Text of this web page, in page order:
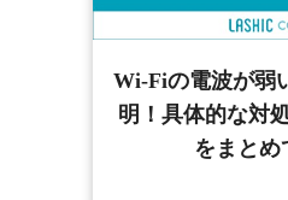
Wi-Fiの電波が弱
明！具体的な対
をまとめ